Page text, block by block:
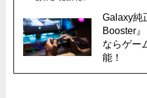
Galaxy純
Booster
ならゲー
能！